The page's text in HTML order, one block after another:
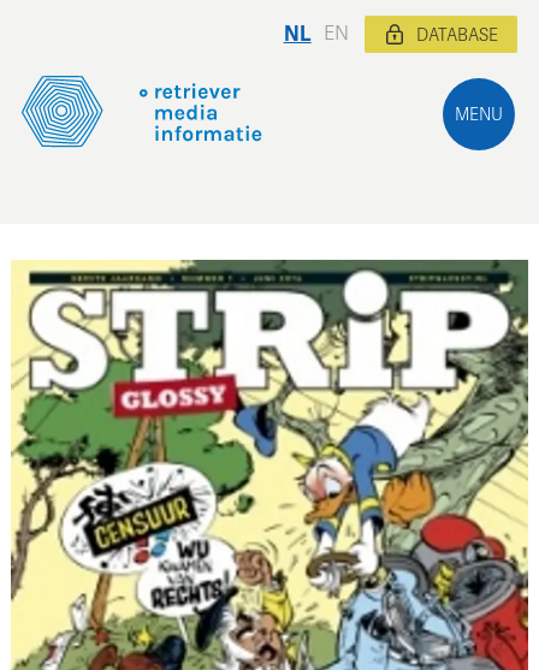
MENU
NL EN DATABASE